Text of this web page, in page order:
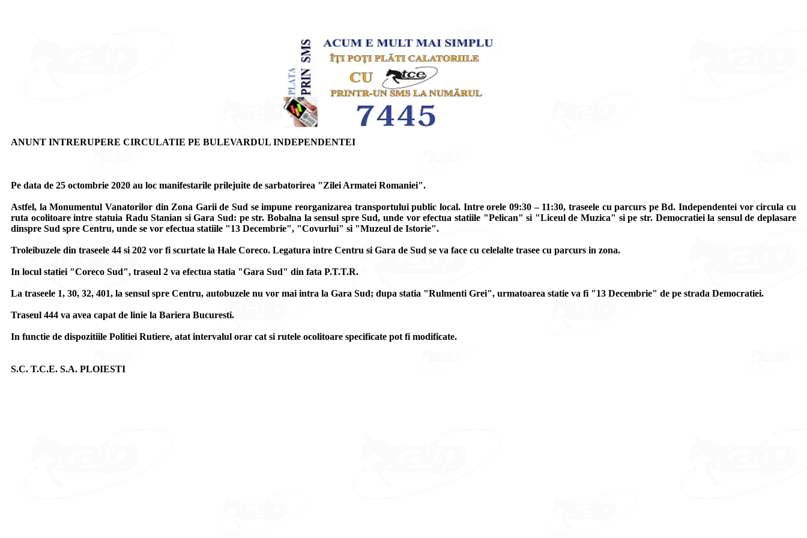
ANUNT INTRERUPERE CIRCULATIE PE BULEVARDUL INDEPENDENTEI
Pe data de 25 octombrie 2020 au loc manifestarile prilejuite de sarbatorirea "Zilei Armatei Romaniei".
Astfel, la Monumentul Vanatorilor din Zona Garii de Sud se impune reorganizarea transportului public local. Intre orele 09:30 – 11:30, traseele cu parcurs pe Bd. Independentei vor circula cu
ruta ocolitoare intre statuia Radu Stanian si Gara Sud: pe str. Bobalna la sensul spre Sud, unde vor efectua statiile "Pelican" si "Liceul de Muzica" si pe str. Democratiei la sensul de deplasare
dinspre Sud spre Centru, unde se vor efectua statiile "13 Decembrie", "Covurlui" si "Muzeul de Istorie".
Troleibuzele din traseele 44 si 202 vor fi scurtate la Hale Coreco. Legatura intre Centru si Gara de Sud se va face cu celelalte trasee cu parcurs in zona.
In locul statiei "Coreco Sud", traseul 2 va efectua statia "Gara Sud" din fata P.T.T.R.
La traseele 1, 30, 32, 401, la sensul spre Centru, autobuzele nu vor mai intra la Gara Sud; dupa statia "Rulmenti Grei", urmatoarea statie va fi "13 Decembrie" de pe strada Democratiei.
Traseul 444 va avea capat de linie la Bariera Bucuresti.
In functie de dispozitiile Politiei Rutiere, atat intervalul orar cat si rutele ocolitoare specificate pot fi modificate.
S.C. T.C.E. S.A. PLOIESTI